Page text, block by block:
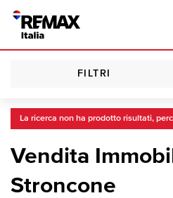
FILTRI
La ricerca non ha prodotto risultati,
Vendita
Stroncone